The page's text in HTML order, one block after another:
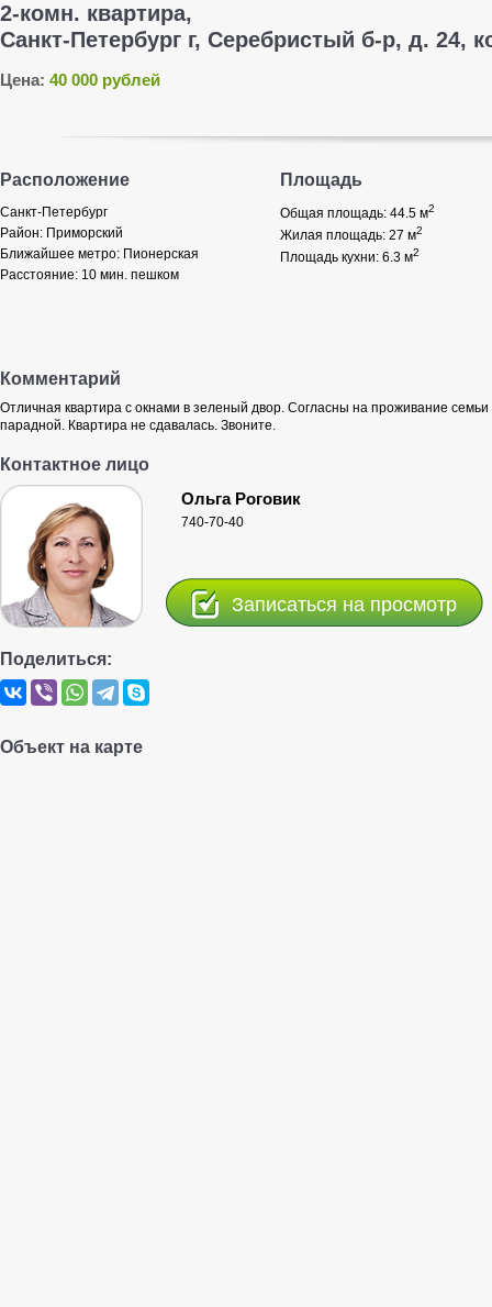
2-комн. квартира,
Санкт-Петербург г, Серебристый б-р, д. 24,
Цена: 40 000 рублей
Расположение
Санкт-Петербург
Район: Приморский
Ближайшее метро: Пионерская
Расстояние: 10 мин. пешком
Площадь
Общая площадь: 44.5 м2
Жилая площадь: 27 м2
Площадь кухни: 6.3 м2
Комментарий
Отличная квартира с окнами в зеленый двор. Согласны на проживание
парадной. Квартира не сдавалась. Звоните.
Контактное лицо
Ольга Роговик
740-70-40
Записаться на просмотр
Поделиться:
Объект на карте